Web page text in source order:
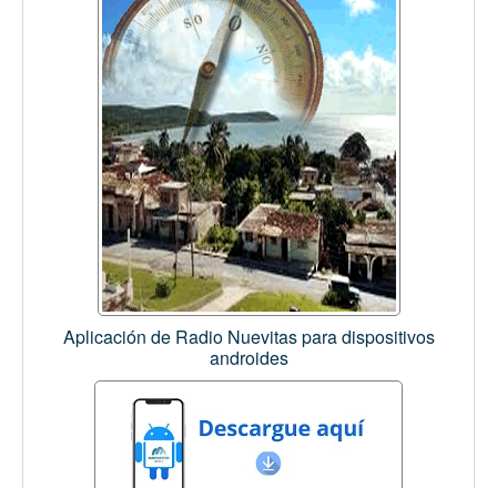
Aplicación de Radio Nuevitas para dispositivos
androides